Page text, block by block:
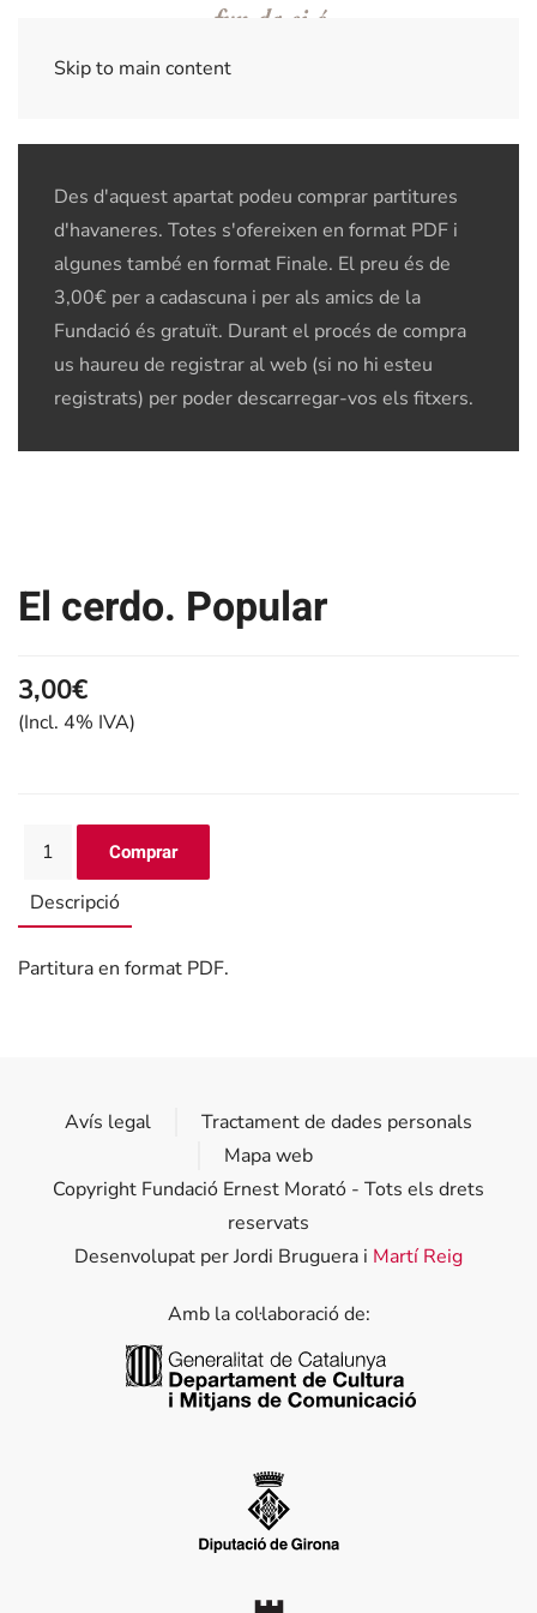
Skip to main content
Des d'aquest apartat podeu comprar partitures
d'havaneres. Totes s'ofereixen en format PDF i
algunes també en format Finale. El preu és de
3,00€ per a cadascuna i per als amics de la
Fundació és gratuït. Durant el procés de compra
us haureu de registrar al web (si no hi esteu
registrats) per poder descarregar-vos els fitxers.
El cerdo. Popular
3,00€
(Incl. 4% IVA)
Descripció
Partitura en format PDF.
Avís legal
Tractament de dades personals
Mapa web
Copyright Fundació Ernest Morató - Tots els drets
reservats
Desenvolupat per Jordi Bruguera i Martí Reig
Amb la col·laboració de:
Generalitat de Catalunya
Diputació de Girona